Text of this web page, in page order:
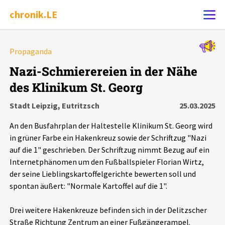
chronik.LE
Chronik
Leipziger Zustände
Schlaglichter
Phänomene
Propaganda
Nazi-Schmierereien in der Nähe
des Klinikum St. Georg
Stadt Leipzig, Eutritzsch
25.03.2025
An den Busfahrplan der Haltestelle Klinikum St. Georg wird
in grüner Farbe ein Hakenkreuz sowie der Schriftzug "Nazi
auf die 1" geschrieben. Der Schriftzug nimmt Bezug auf ein
Internetphänomen um den Fußballspieler Florian Wirtz,
der seine Lieblingskartoffelgerichte bewerten soll und
spontan äußert: "Normale Kartoffel auf die 1".
Drei weitere Hakenkreuze befinden sich in der Delitzscher
Straße Richtung Zentrum an einer Fußgängerampel.
Alle Ereignisse
Ereignisse
Ereignisse Statistik